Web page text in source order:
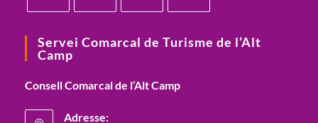
Servei Comarcal de Turisme de l’Alt
Camp
Consell Comarcal de l’Alt Camp
Adresse: